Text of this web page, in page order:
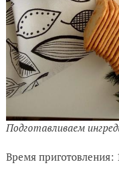
Подготавливаем
Время приготовления: